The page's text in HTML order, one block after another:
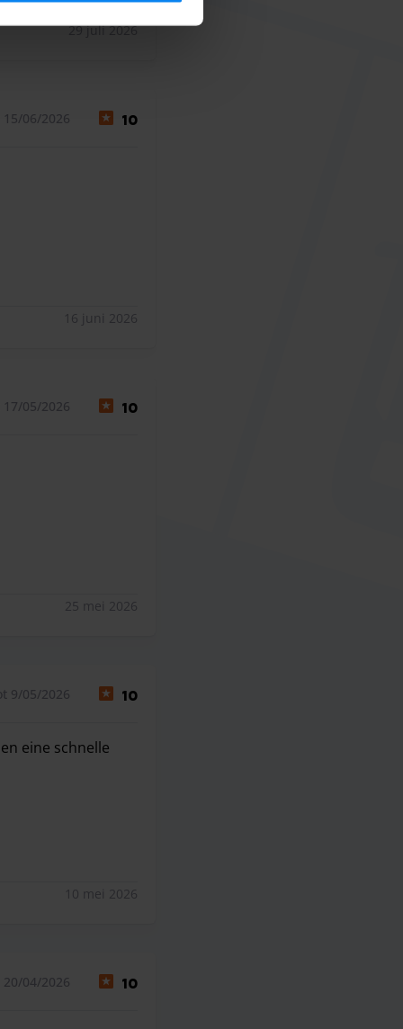
29 juli 2026
06/2026 10
16 juni 2026
05/2026 10
25 mei 2026
9/05/2026 10
eine schnelle
10 mei 2026
04/2026 10